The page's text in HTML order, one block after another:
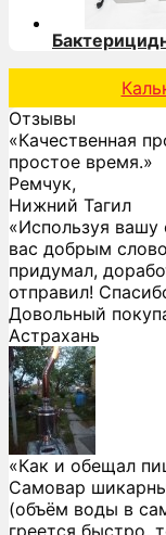
Отзывы
«Качественная
простое время.»
Ремчук,
Нижний Тагил
«Используя
вас добрым
придумал,
отправил!
Довольный
Астрахань
«Как и обещал
Самовар
(объём воды в
греется быстро,